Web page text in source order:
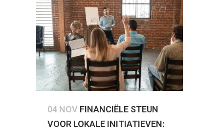
04 NOV FINANCIËLE STEUN
VOOR LOKALE INITIATIEVEN: